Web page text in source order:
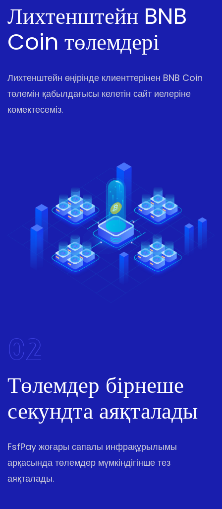
Лихтенштейн BNB
Coin төлемдері
Лихтенштейн өңірінде клиенттерінен BNB Coin
төлемін қабылдағысы келетін сайт иелеріне
көмектесеміз.
02
Төлемдер бірнеше
секундта аяқталады
FsfPay жоғары сапалы инфрақұрылымы
арқасында төлемдер мүмкіндігінше тез
аяқталады.